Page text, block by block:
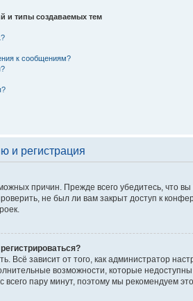
и типы создаваемых тем
к сообщениям?
и регистрация
причин. Прежде всего убедитесь, что
не был ли вам закрыт доступ к
Всё зависит от того, как администратор
возможности, которые
всего пару минут, поэтому мы рекомендуем